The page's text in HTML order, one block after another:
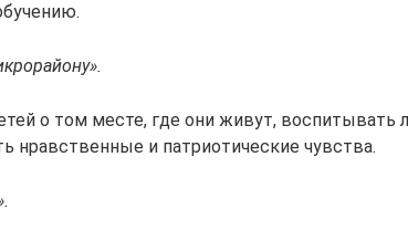
о том месте, где они живут, воспитывать
нравственные и патриотические чувства.